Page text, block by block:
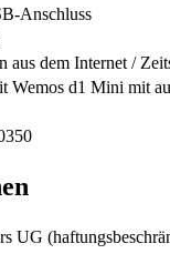
Anschluss
aus dem Internet /
Wemos d1 Mini mit
UG